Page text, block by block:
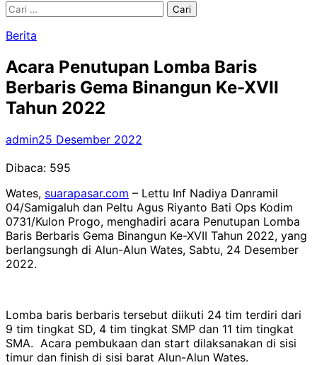
Cari
Berita
Acara Penutupan Lomba Baris
Berbaris Gema Binangun Ke-XVII
Tahun 2022
admin25 Desember 2022
Dibaca: 595
Wates, suarapasar.com – Lettu Inf Nadiya Danramil
04/Samigaluh dan Peltu Agus Riyanto Bati Ops Kodim
0731/Kulon Progo, menghadiri acara Penutupan Lomba
Baris Berbaris Gema Binangun Ke-XVII Tahun 2022, yang
berlangsungh di Alun-Alun Wates, Sabtu, 24 Desember
2022.
Lomba baris berbaris tersebut diikuti 24 tim terdiri dari
9 tim tingkat SD, 4 tim tingkat SMP dan 11 tim tingkat
SMA. Acara pembukaan dan start dilaksanakan di sisi
timur dan finish di sisi barat Alun-Alun Wates.